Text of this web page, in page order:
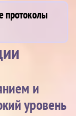
протоколы
и
уровень